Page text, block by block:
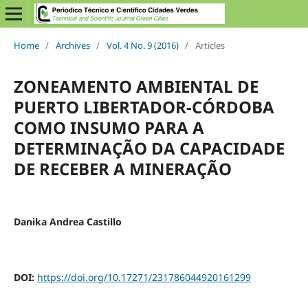
Home / Archives / Vol. 4 No. 9 (2016) / Articles
ZONEAMENTO AMBIENTAL DE
PUERTO LIBERTADOR-CÓRDOBA
COMO INSUMO PARA A
DETERMINAÇÃO DA CAPACIDADE
DE RECEBER A MINERAÇÃO
Danika Andrea Castillo
DOI: https://doi.org/10.17271/231786044920161299